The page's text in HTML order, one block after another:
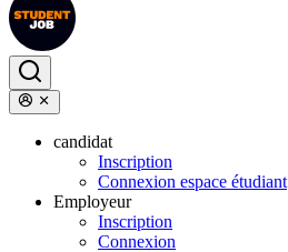
candidat
Inscription
Connexion espace étudiant
Employeur
Inscription
Connexion